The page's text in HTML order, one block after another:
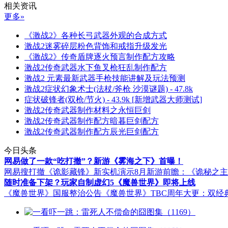
相关资讯
更多»
《激战2》各种长弓武器外观的合成方式
激战2迷雾碎层粉色背饰和戒指升级发光
《激战2》传奇盾牌逐火预言制作配方攻略
激战2传奇武器水下鱼叉枪狂乱制作配方
激战2 元素最新武器手枪技能讲解及玩法预测
激战2症状幻象术士(法杖/斧枪 沙漠谜题) - 47.8k
症状破锋者(双枪/节火) - 43.9k [新增武器大师测试]
激战2传奇武器制作材料之永恒巨剑
激战2传奇武器制作配方暗暮巨剑配方
激战2传奇武器制作配方辰光巨剑配方
今日头条
网易做了一款“吃打撤”？新游《雾海之下》首曝！
网易搜打撤《诡影藏锋》新实机演示8月新游前瞻：《诡秘之
随时准备下架？玩家自制虚幻5《魔兽世界》即将上线
《魔兽世界》国服整治公告 《魔兽世界》TBC周年大更：双经